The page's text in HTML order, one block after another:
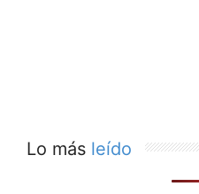
Lo más leído